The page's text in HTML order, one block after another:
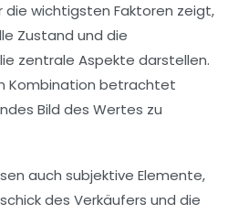
die wichtigsten Faktoren zeigt,
Zustand und die
zentrale Aspekte darstellen.
Kombination betrachtet
Bild des Wertes zu
auch subjektive Elemente,
des Verkäufers und die